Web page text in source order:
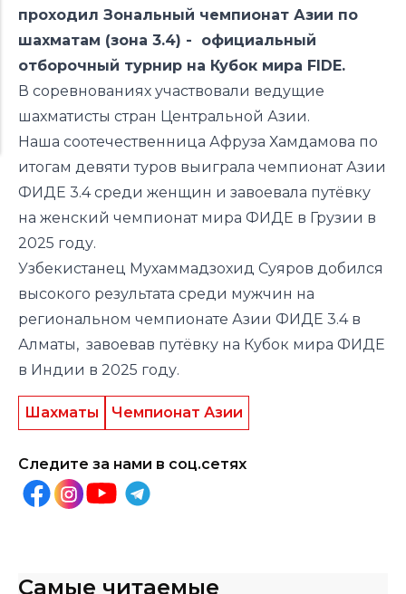
проходил Зональный чемпионат Азии по
шахматам (зона 3.4) - официальный
отборочный турнир на Кубок мира FIDE.
В соревнованиях участвовали ведущие
шахматисты стран Центральной Азии.
Наша соотечественница Афруза Хамдамова по
итогам девяти туров выиграла чемпионат Азии
ФИДЕ 3.4 среди женщин и завоевала путёвку
на женский чемпионат мира ФИДЕ в Грузии в
2025 году.
Узбекистанец Мухаммадзохид Суяров добился
высокого результата среди мужчин на
региональном чемпионате Азии ФИДЕ 3.4 в
Алматы, завоевав путёвку на Кубок мира ФИДЕ
в Индии в 2025 году.
Шахматы Чемпионат Азии
Следите за нами в соц.сетях
Самые читаемые